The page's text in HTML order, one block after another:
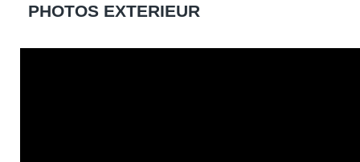
PHOTOS EXTERIEUR